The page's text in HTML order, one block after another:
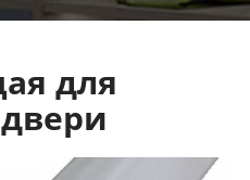
для